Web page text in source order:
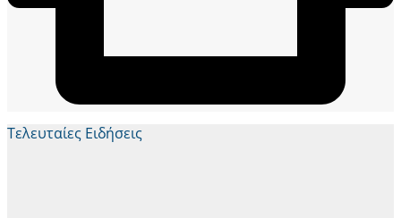
Τελευταίες Ειδήσεις